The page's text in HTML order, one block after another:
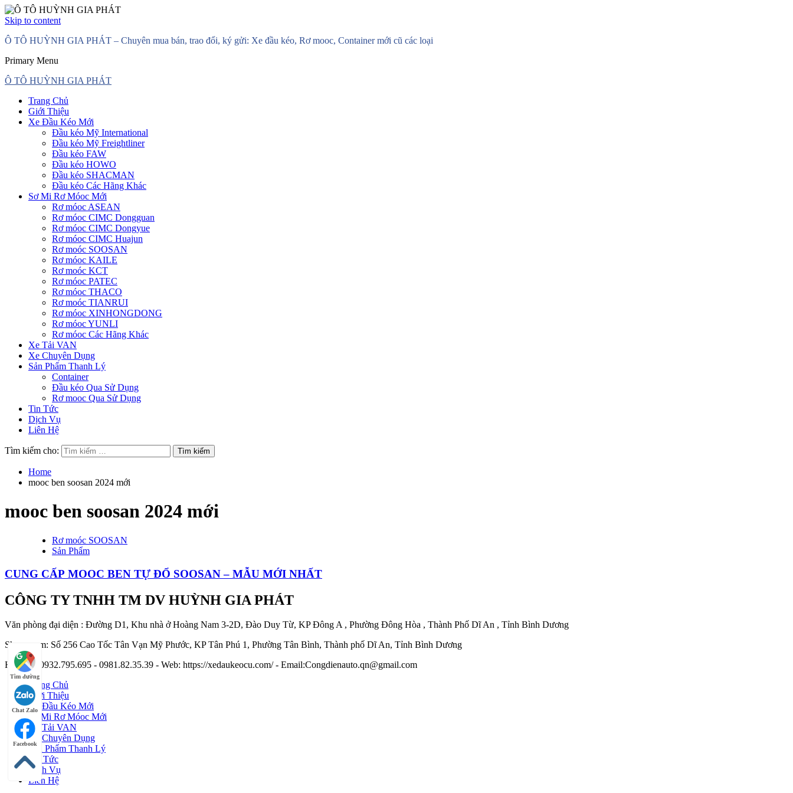
Skip to content
Ô TÔ HUỲNH GIA PHÁT – Chuyên mua bán, trao đổi, ký gửi: Xe đầu kéo, Rơ mooc, Container mới cũ các loại
Primary Menu
Ô TÔ HUỲNH GIA PHÁT
Trang Chủ
Giới Thiệu
Xe Đầu Kéo Mới
Đầu kéo Mỹ International
Đầu kéo Mỹ Freightliner
Đầu kéo FAW
Đầu kéo HOWO
Đầu kéo SHACMAN
Đầu kéo Các Hãng Khác
Sơ Mi Rơ Móoc Mới
Rơ móoc ASEAN
Rơ móoc CIMC Dongguan
Rơ móoc CIMC Dongyue
Rơ móoc CIMC Huajun
Rơ moóc SOOSAN
Rơ móoc KAILE
Rơ moóc KCT
Rơ móoc PATEC
Rơ móoc THACO
Rơ moóc TIANRUI
Rơ móoc XINHONGDONG
Rơ móoc YUNLI
Rơ móoc Các Hãng Khác
Xe Tải VAN
Xe Chuyên Dụng
Sản Phẩm Thanh Lý
Container
Đầu kéo Qua Sử Dụng
Rơ mooc Qua Sử Dụng
Tin Tức
Dịch Vụ
Liên Hệ
Tìm kiếm cho:
Home
mooc ben soosan 2024 mới
mooc ben soosan 2024 mới
Rơ moóc SOOSAN
Sản Phẩm
CUNG CẤP MOOC BEN TỰ ĐỔ SOOSAN – MẪU MỚI NHẤT
CÔNG TY TNHH TM DV HUỲNH GIA PHÁT
Văn phòng đại diện : Đường D1, Khu nhà ở Hoàng Nam 3-2D, Đào Duy Từ, KP Đông A , Phường Đông Hòa , Thành Phố Dĩ An , Tỉnh Bình Dương
Showroom: Số 256 Cao Tốc Tân Vạn Mỹ Phước, KP Tân Phú 1, Phường Tân Bình, Thành phố Dĩ An, Tỉnh Bình Dương
Hotline : 0932.795.695 - 0981.82.35.39 - Web: https://xedaukeocu.com/ - Email:Congdienauto.qn@gmail.com
Tìm đường
Chat Zalo
Facebook
Trang Chủ
Giới Thiệu
Xe Đầu Kéo Mới
Sơ Mi Rơ Móoc Mới
Xe Tải VAN
Xe Chuyên Dụng
Sản Phẩm Thanh Lý
Tin Tức
Dịch Vụ
Liên Hệ